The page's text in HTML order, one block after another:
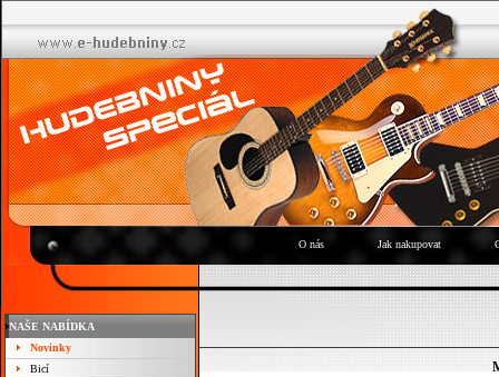
O nás Jak nakupovat
NAŠE NABÍDKA
Novinky
Bicí